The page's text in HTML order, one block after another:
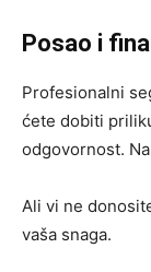
Posao i
Profesionalni
ćete dobiti
odgovornost.
Ali vi ne
vaša snaga.